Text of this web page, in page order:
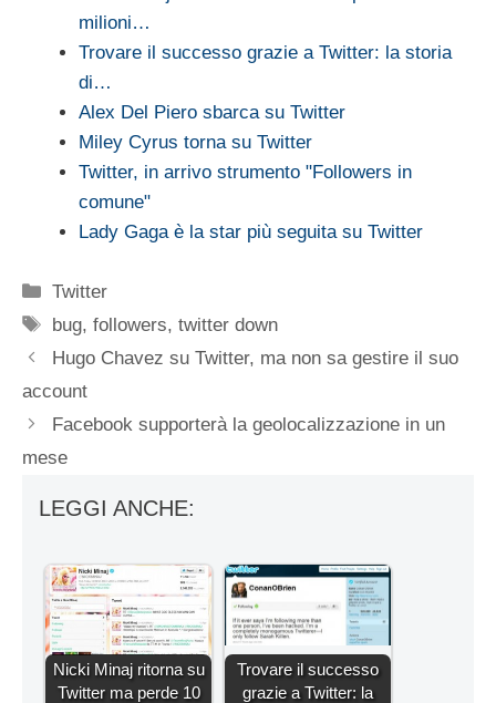
milioni…
Trovare il successo grazie a Twitter: la storia
di…
Alex Del Piero sbarca su Twitter
Miley Cyrus torna su Twitter
Twitter, in arrivo strumento "Followers in
comune"
Lady Gaga è la star più seguita su Twitter
Categorie
Twitter
Tag
bug,followers,twitter down
Hugo Chavez su Twitter, ma non sa gestire il suo
account
Facebook supporterà la geolocalizzazione in un
mese
LEGGI ANCHE:
Nicki Minaj ritorna su
Twitter ma perde 10
Trovare il successo
grazie a Twitter: la